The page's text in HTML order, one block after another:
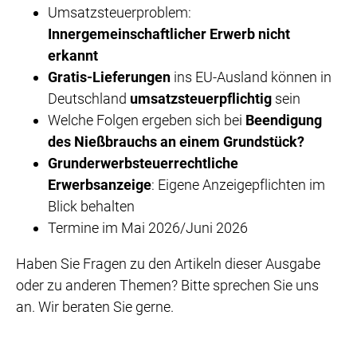
Umsatzsteuerproblem:
Innergemeinschaftlicher Erwerb nicht
erkannt
Gratis-Lieferungen ins EU-Ausland können in
Deutschland umsatzsteuerpflichtig sein
Welche Folgen ergeben sich bei Beendigung
des Nießbrauchs an einem Grundstück?
Grunderwerbsteuerrechtliche
Erwerbsanzeige: Eigene Anzeigepflichten im
Blick behalten
Termine im Mai 2026/Juni 2026
Haben Sie Fragen zu den Artikeln dieser Ausgabe
oder zu anderen Themen? Bitte sprechen Sie uns
an. Wir beraten Sie gerne.